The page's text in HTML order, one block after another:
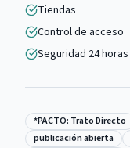
Tiendas
Control de acceso
Seguridad 24 horas
*PACTO: Trato Directo
publicación abierta